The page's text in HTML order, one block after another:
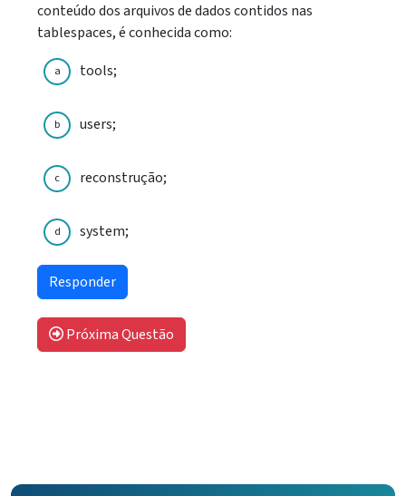
conteúdo dos arquivos de dados contidos nas
tablespaces, é conhecida como:
a tools;
b users;
c reconstrução;
d system;
Próxima Questão